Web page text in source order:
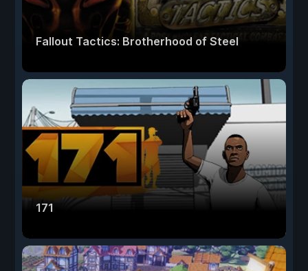
Fallout Tactics: Brotherhood of Steel
171